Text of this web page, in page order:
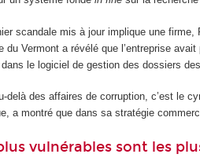
scandale mis à jour implique une
du Vermont a révélé que l’entreprise
le logiciel de gestion des dossiers
delà des affaires de corruption, c’est le
a montré que dans sa stratégie
vulnérables sont les